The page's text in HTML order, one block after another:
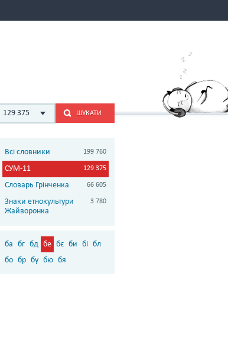
129 375 ШУКАТИ
Всі словники 199 760
СУМ-11 129 375
Словарь Грінченка 66 605
Знаки етнокультури
Жайворонка
3 780
ба бг бд бе бє би бі бл
бо бр бу бю бя